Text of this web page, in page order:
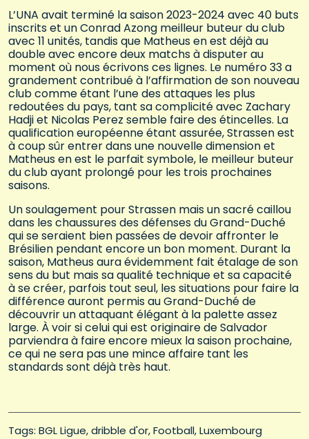
L’UNA avait terminé la saison 2023-2024 avec 40 buts
inscrits et un Conrad Azong meilleur buteur du club
avec 11 unités, tandis que Matheus en est déjà au
double avec encore deux matchs à disputer au
moment où nous écrivons ces lignes. Le numéro 33 a
grandement contribué à l’affirmation de son nouveau
club comme étant l’une des attaques les plus
redoutées du pays, tant sa complicité avec Zachary
Hadji et Nicolas Perez semble faire des étincelles. La
qualification européenne étant assurée, Strassen est
à coup sûr entrer dans une nouvelle dimension et
Matheus en est le parfait symbole, le meilleur buteur
du club ayant prolongé pour les trois prochaines
saisons.
Un soulagement pour Strassen mais un sacré caillou
dans les chaussures des défenses du Grand-Duché
qui se seraient bien passées de devoir affronter le
Brésilien pendant encore un bon moment. Durant la
saison, Matheus aura évidemment fait étalage de son
sens du but mais sa qualité technique et sa capacité
à se créer, parfois tout seul, les situations pour faire la
différence auront permis au Grand-Duché de
découvrir un attaquant élégant à la palette assez
large. À voir si celui qui est originaire de Salvador
parviendra à faire encore mieux la saison prochaine,
ce qui ne sera pas une mince affaire tant les
standards sont déjà très haut.
Tags: BGL Ligue dribble d'or Football Luxembourg